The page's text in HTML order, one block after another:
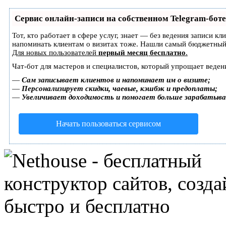
Сервис онлайн-записи на собственном Telegram-боте
Тот, кто работает в сфере услуг, знает — без ведения записи
напоминать клиентам о визитах тоже. Нашли самый
Для новых пользователей первый месяц бесплатно.
Чат-бот для мастеров и специалистов, который упрощает
— Сам записывает клиентов и напоминает им о визите;
— Персонализирует скидки, чаевые, кэшбэк и предоплаты;
— Увеличивает доходимость и помогает больше
Начать пользоваться сервисом